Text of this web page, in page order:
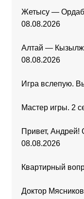
Жетысу —
08.08.2026
Алтай —
08.08.2026
Игра вслепую.
Мастер игры. 2
Привет, Андрей!
08.08.2026
Квартирный
Доктор